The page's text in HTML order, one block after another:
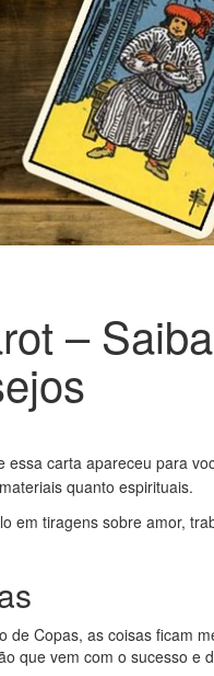
–
essa carta apareceu para
quanto espirituais.
em tiragens sobre amor,
Copas, as coisas ficam
que vem com o sucesso e